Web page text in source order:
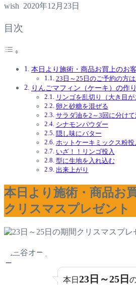
wish 2020年12月23日
目次
本日より施術・商品お買上のお
23日～25日のご予約の方は
りんごマフィン（ケーキ）の作
リンゴを乱切り（大き目が
卵と砂糖を混ぜる
サラダ油を2～3回に分け
シナモンパウダー
隠し味にバター
ホットケーキミックス粉投
いざ！！リンゴ投入
型に生地を入れ込む
出来上がり
本日より施術・商品お
クリスマスプレゼント
本日 23日～25日